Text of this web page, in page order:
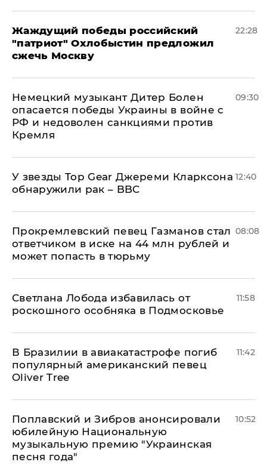
Жаждущий победы российский
"патриот" Охлобыстин предложил
сжечь Москву
22:28
Немецкий музыкант Дитер Болен
опасается победы Украины в войне с
РФ и недоволен санкциями против
Кремля
09:30
У звезды Top Gear Джереми Кларксона
обнаружили рак – BBC
12:40
Прокремлевский певец Газманов стал
ответчиком в иске на 44 млн рублей и
может попасть в тюрьму
08:08
Светлана Лобода избавилась от
роскошного особняка в Подмосковье
11:58
В Бразилии в авиакатастрофе погиб
популярный американский певец
Oliver Tree
11:42
Поплавский и Зибров анонсировали
юбилейную Национальную
музыкальную премию "Украинская
песня года"
10:52